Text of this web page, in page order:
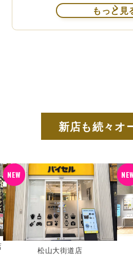
もっと見
新店も続々オ
NEW
松山大街道店
NEW